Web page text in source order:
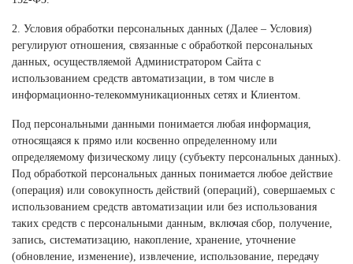
2. Условия обработки персональных данных (Далее – Условия)
регулируют отношения, связанные с обработкой персональных
данных, осуществляемой Администратором Сайта с
использованием средств автоматизации, в том числе в
информационно-телекоммуникационных сетях и Клиентом.
Под персональными данными понимается любая информация,
относящаяся к прямо или косвенно определенному или
определяемому физическому лицу (субъекту персональных данных).
Под обработкой персональных данных понимается любое действие
(операция) или совокупность действий (операций), совершаемых с
использованием средств автоматизации или без использования
таких средств с персональными данным, включая сбор, получение,
запись, систематизацию, накопление, хранение, уточнение
(обновление, изменение), извлечение, использование, передачу